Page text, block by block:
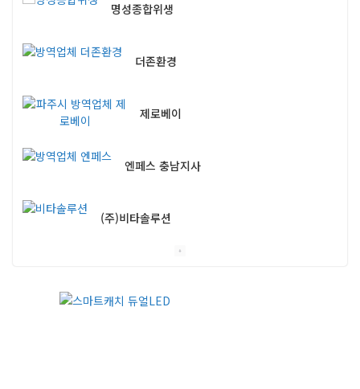
명성종합위생
더존환경
제로베이
엔페스 충남지사
(주)비타솔루션